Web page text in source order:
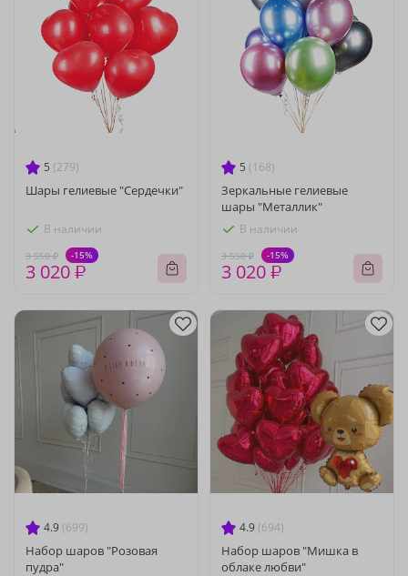
5 (279)
Шары гелиевые "Сердечки"
В наличии
3 550 ₽ -15%
3 020 ₽
5 (168)
Зеркальные гелиевые
шары "Металлик"
В наличии
3 550 ₽ -15%
3 020 ₽
4.9 (699)
Набор шаров "Розовая
пудра"
4.9 (694)
Набор шаров "Мишка в
облаке любви"